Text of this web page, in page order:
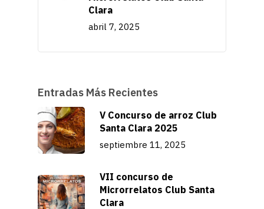
Clara
abril 7, 2025
Entradas Más Recientes
V Concurso de arroz Club
Santa Clara 2025
septiembre 11, 2025
VII concurso de
Microrrelatos Club Santa
Clara